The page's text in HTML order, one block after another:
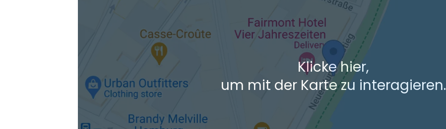
Klicke hier,
um mit der Karte zu interagieren.